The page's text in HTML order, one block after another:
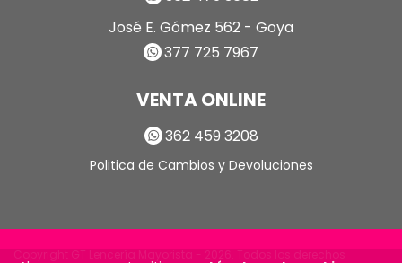
José E. Gómez 562 - Goya
377 725 7967
VENTA ONLINE
362 459 3208
Politica de Cambios y Devoluciones
Copyright GT Lencería Mayorista - 2026. Todos los derechos